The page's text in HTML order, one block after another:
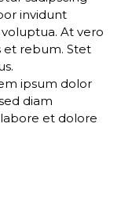
invidunt
At vero
et rebum. Stet
ipsum dolor
diam
et dolore